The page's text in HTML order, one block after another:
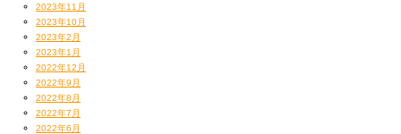
2023年11月
2023年10月
2023年2月
2023年1月
2022年12月
2022年9月
2022年8月
2022年7月
2022年6月